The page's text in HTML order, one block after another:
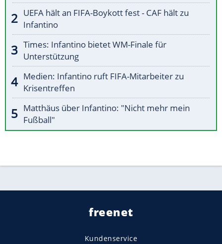
UEFA hält an FIFA-Boykott fest - CAF hält zu
Infantino
Times: Infantino bietet WM-Finale für
Unterstützung
Medien: Infantino ruft FIFA-Mitarbeiter zu
Krisentreffen
Matthäus über Infantino: "Nicht mehr mein
Fußball"
freenet
Kundenservice